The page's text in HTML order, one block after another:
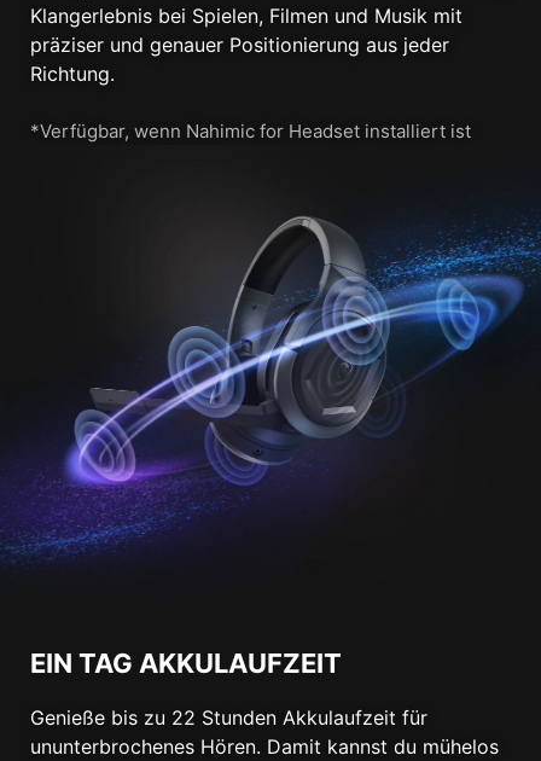
Klangerlebnis bei Spielen, Filmen und Musik mit
präziser und genauer Positionierung aus jeder
Richtung.
*Verfügbar, wenn Nahimic for Headset installiert ist
EIN TAG AKKULAUFZEIT
Genieße bis zu 22 Stunden Akkulaufzeit für
ununterbrochenes Hören. Damit kannst du mühelos